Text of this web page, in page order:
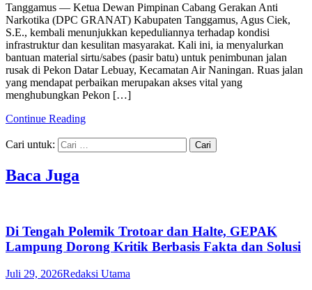
Tanggamus — Ketua Dewan Pimpinan Cabang Gerakan Anti
Narkotika (DPC GRANAT) Kabupaten Tanggamus, Agus Ciek,
S.E., kembali menunjukkan kepeduliannya terhadap kondisi
infrastruktur dan kesulitan masyarakat. Kali ini, ia menyalurkan
bantuan material sirtu/sabes (pasir batu) untuk penimbunan jalan
rusak di Pekon Datar Lebuay, Kecamatan Air Naningan. Ruas jalan
yang mendapat perbaikan merupakan akses vital yang
menghubungkan Pekon […]
Continue Reading
Cari untuk:
Baca Juga
Di Tengah Polemik Trotoar dan Halte, GEPAK
Lampung Dorong Kritik Berbasis Fakta dan Solusi
Juli 29, 2026Redaksi Utama